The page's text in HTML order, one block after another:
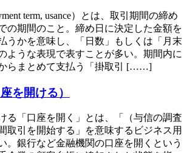
term, usance）とは、取引期間の締め
の期間のこと。締め日に決定した金額を
うかを意味し、「日数」もしくは「月末
ような表現で表すことが多い。期間内に
らまとめて支払う「掛取引 [……]
を開ける）
る「口座を開く」とは、「（与信の調査
取引を開始する」を意味するビジネス用
。銀行など金融機関の口座を開くという